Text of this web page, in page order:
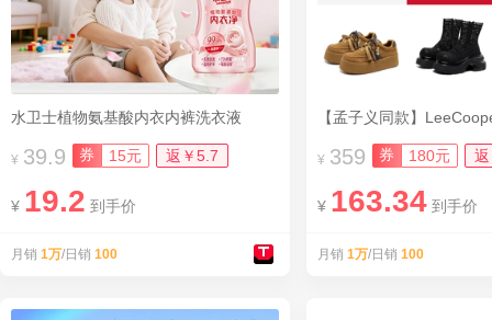
水卫士植物氨基酸内衣内裤洗衣液
¥ 39.9 券 15元 返￥5.7
¥ 19.2 到手价
月销 1万/日销 100
¥ 359 券 180元
¥ 163.34 到手价
月销 1万/日销 100